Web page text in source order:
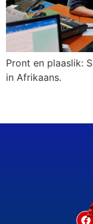
Pront en plaaslik:
in Afrikaans.